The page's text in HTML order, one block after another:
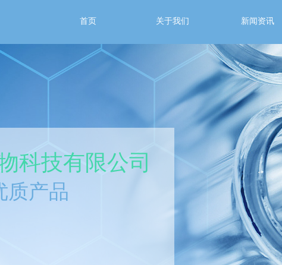
首页 关于我们 新闻资讯
科技有限公司
质产品